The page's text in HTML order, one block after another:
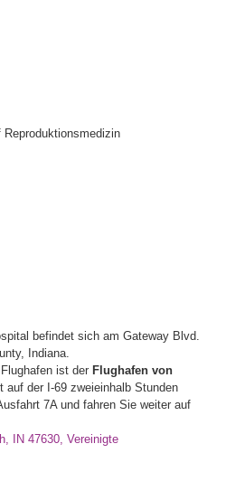
befindet sich am Gateway Blvd.
Indiana.
ist der Flughafen von
auf der I-69 zweieinhalb Stunden
7A und fahren Sie weiter auf
IN 47630, Vereinigte